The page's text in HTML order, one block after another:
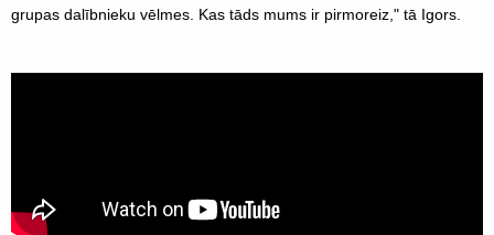
grupas dalībnieku vēlmes. Kas tāds mums ir pirmoreiz," tā Igors.